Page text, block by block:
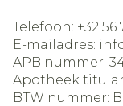
Telefoon: +32 56
E-mailadres:
APB nummer:
Apotheek
BTW nummer: